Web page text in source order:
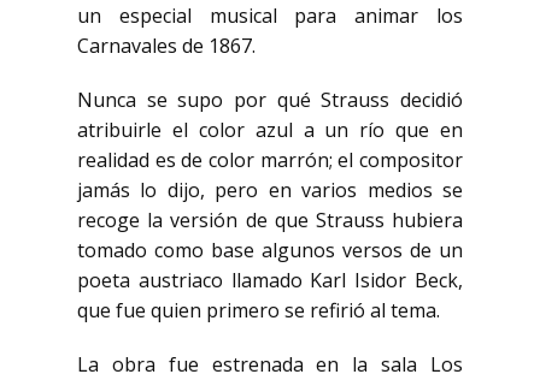
un especial musical para animar los
Carnavales de 1867.
Nunca se supo por qué Strauss decidió
atribuirle el color azul a un río que en
realidad es de color marrón; el compositor
jamás lo dijo, pero en varios medios se
recoge la versión de que Strauss hubiera
tomado como base algunos versos de un
poeta austriaco llamado Karl Isidor Beck,
que fue quien primero se refirió al tema.
La obra fue estrenada en la sala Los